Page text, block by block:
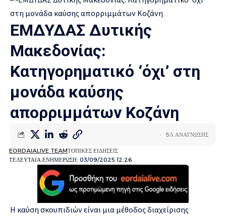
ΕΜΔΥΔΑΣ Δυτικής
Μακεδονίας:
Κατηγορηματικό ‘όχι’ στη
μονάδα καύσης
απορριμμάτων Κοζάνη
ΤΕΛΕΥΤΑΙΑ ΕΝΗΜΕΡΩΣΗ: 03/09/2025 12:26
EORDAIALIVE TEAMΤΟΠΙΚΕΣ ΕΙΔΗΣΕΙΣ
5Λ ΑΝΑΓΝΩΣΗΣ
Η καύση σκουπιδιών είναι μια μέθοδος διαχείρισης